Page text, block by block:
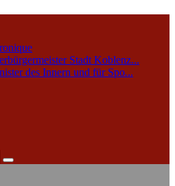
Stadt Koblenz...
des Innern und für Spo...